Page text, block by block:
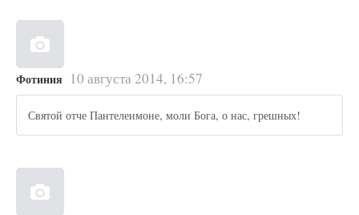
Фотиния 10 августа 2014, 16:57
Святой отче Пантелеимоне, моли Бога, о нас, грешных!